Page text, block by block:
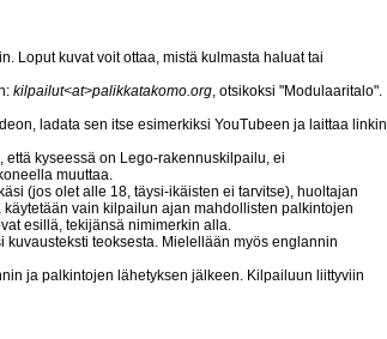
Loput kuvat voit ottaa, mistä kulmasta haluat tai
kilpailut<at>palikkatakomo.org, otsikoksi "Modulaaritalo".
ladata sen itse esimerkiksi YouTubeen ja laittaa linkin
kyseessä on Lego-rakennuskilpailu, ei
muuttaa.
(jos olet alle 18, täysi-ikäisten ei tarvitse), huoltajan
vain kilpailun ajan mahdollisten palkintojen
esillä, tekijänsä nimimerkin alla.
teoksesta. Mielellään myös englannin
ja palkintojen lähetyksen jälkeen. Kilpailuun liittyviin